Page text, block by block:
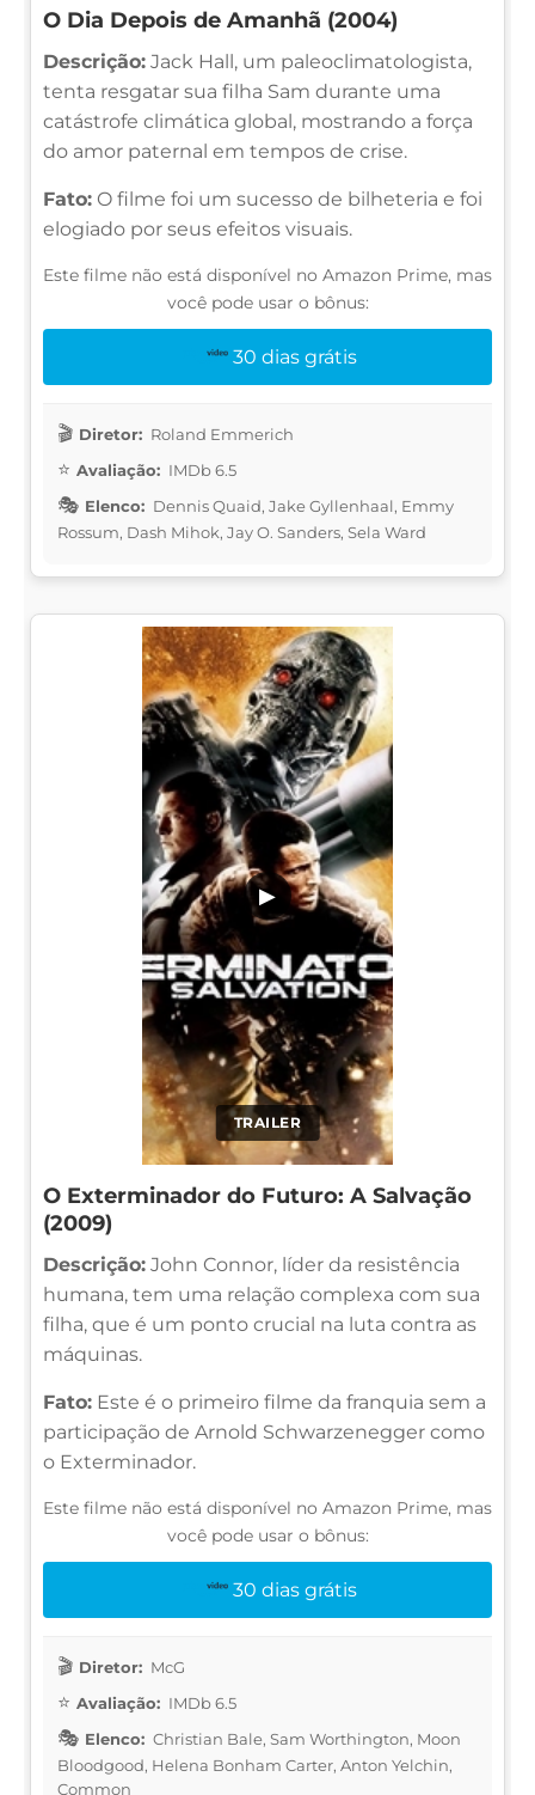
O Dia Depois de Amanhã (2004)
Descrição: Jack Hall, um paleoclimatologista,
tenta resgatar sua filha Sam durante uma
catástrofe climática global, mostrando a força
do amor paternal em tempos de crise.
Fato: O filme foi um sucesso de bilheteria e foi
elogiado por seus efeitos visuais.
Este filme não está disponível no Amazon Prime, mas
você pode usar o bônus:
30 dias grátis
Diretor: Roland Emmerich
Avaliação: IMDb 6.5
Elenco: Dennis Quaid, Jake Gyllenhaal, Emmy
Rossum, Dash Mihok, Jay O. Sanders, Sela Ward
TRAILER
▶
O Exterminador do Futuro: A Salvação
(2009)
Descrição: John Connor, líder da resistência
humana, tem uma relação complexa com sua
filha, que é um ponto crucial na luta contra as
máquinas.
Fato: Este é o primeiro filme da franquia sem a
participação de Arnold Schwarzenegger como
o Exterminador.
Este filme não está disponível no Amazon Prime, mas
você pode usar o bônus:
30 dias grátis
Diretor: McG
Avaliação: IMDb 6.5
Elenco: Christian Bale, Sam Worthington, Moon
Bloodgood, Helena Bonham Carter, Anton Yelchin,
Common